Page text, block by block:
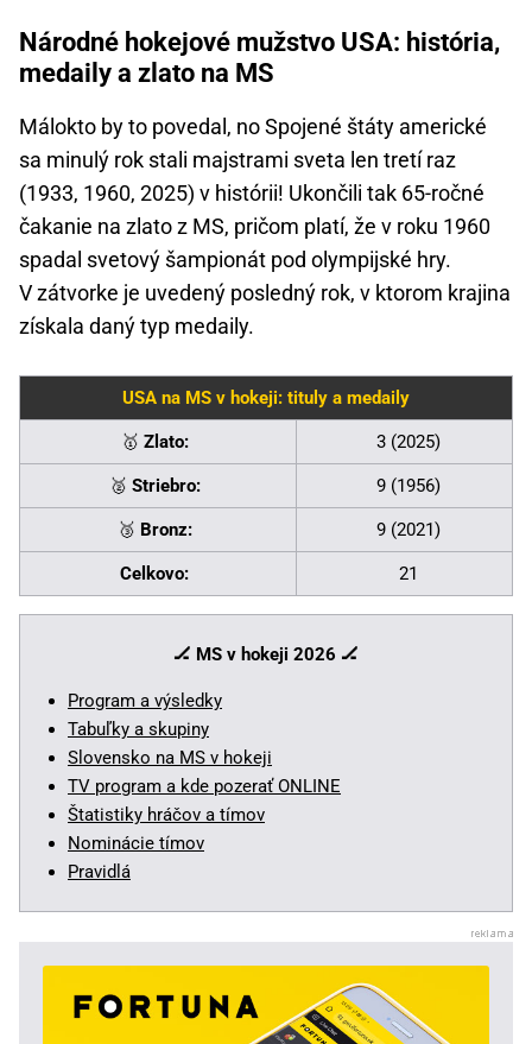
Národné hokejové mužstvo USA: história,
medaily a zlato na MS
Málokto by to povedal, no Spojené štáty americké
sa minulý rok stali majstrami sveta len tretí raz
(1933, 1960, 2025) v histórii! Ukončili tak 65-ročné
čakanie na zlato z MS, pričom platí, že v roku 1960
spadal svetový šampionát pod olympijské hry.
V zátvorke je uvedený posledný rok, v ktorom krajina
získala daný typ medaily.
USA na MS v hokeji: tituly a medaily
🥇 Zlato: 3 (2025)
🥈 Striebro: 9 (1956)
🥉 Bronz: 9 (2021)
Celkovo: 21
🏒 MS v hokeji 2026 🏒
Program a výsledky
Tabuľky a skupiny
Slovensko na MS v hokeji
TV program a kde pozerať ONLINE
Štatistiky hráčov a tímov
Nominácie tímov
Pravidlá